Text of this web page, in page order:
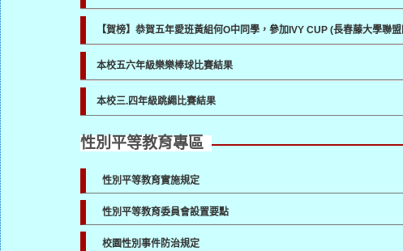
【賀榜】恭賀五年愛班黃組何O中同學，參加IVY CUP (長春藤大學聯
本校五六年級樂樂棒球比賽結果
本校三.四年級跳繩比賽結果
性別平等教育專區
性別平等教育實施規定
性別平等教育委員會設置要點
校園性別事件防治規定